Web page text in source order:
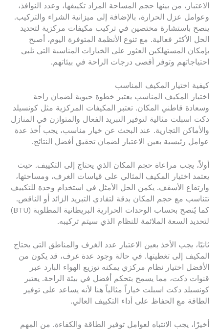
الاعتبار، من بينها حجم المساحة المراد تكييفها، وعدد النوافذ،
وعوامل عزل الحرارة، بالإضافة إلى ميزانية الشراء والتركيب.
ينصح باستشارة مختصين في تركيب مكيفات مركزية لتحديد
الحل الأكثر فعالية. مع تنوع الأنظمة المتوفرة اليوم، أصبح
بإمكان المستهلكين العثور على الخيارات المناسبة التي تلبي
احتياجاتهم وتوفر أقصى درجات الراحة في بيئاتهم.
كيفية اختيار المكيف المناسب
اختيار المكيف المناسب يعتبر خطوة حيوية لضمان راحة
وسعادة قاطني المكان. تعتبر المكيفات المركزية مثل كونسيلد
دكت اسبلت مثالية لتوفير التبريد الفعال والمتوازن في المنازل
والأماكن التجارية. عند البحث عن خيار مناسب، يجب أخذ عدة
عوامل رئيسية بعين الاعتبار لضمان تحقيق أفضل النتائج.
أولاً، يجب مراعاة حجم المكان الذي يحتاج إلى التكييف. حيث
يعتمد اختيار المكيف المثالي على قياسات الغرف، ومساحتها،
وارتفاع الأسقف. يكمن الحل الأمثل في استخدام وحدة للتكييف
تتناسب مع حجم المكان بدقة لتفادي التبريد الزائد أو الناقص.
كما يُنصح بحساب الوحدات الحرارية البريطانية المطلوبة (BTU)
لتحديد السعة الملائمة للنظام الذي سيتم تركيبه.
ثانيًا، يجب الأخذ بعين الاعتبار عدد الغرف والمناطق التي يحتاج
المكيف إلى تغطيتها. في حالة وجود عدة غرف، قد يكون من
الأفضل اختيار نظام مركزي يمكنه توزيع الهواء البارد عبر
قنوات دكت، مما يسمح بتحكم أفضل في بيئة الراحة. يعتبر
كونسيلد دكت اسبلت خياراً مثالياً هنا لأنه يساعد على توفير
الطاقة مع الحفاظ على أداء التكييف العالي.
أخيرًا، يجب الانتباه لعوامل توفير الطاقة والكفاءة. من المهم